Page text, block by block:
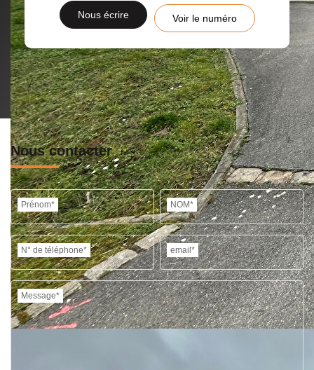
Nous écrire Voir le numéro
Nous contacter
Prénom* NOM*
N° de téléphone* email*
Message*